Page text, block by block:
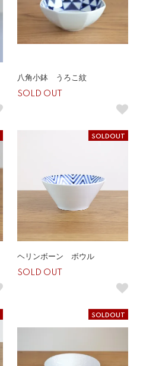
八角小鉢 うろこ紋
SOLD OUT
SOLDOUT
ヘリンボーン ボウル
SOLD OUT
SOLDOUT